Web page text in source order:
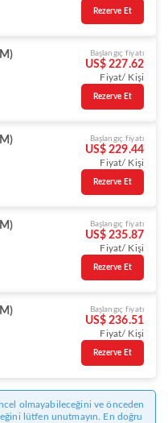
Rezerve Et
Başlangıç fiyatı
US$ 227.62
Fiyat/ Kişi
Rezerve Et
Başlangıç fiyatı
US$ 229.44
Fiyat/ Kişi
Rezerve Et
Başlangıç fiyatı
US$ 235.87
Fiyat/ Kişi
Rezerve Et
Başlangıç fiyatı
US$ 236.51
Fiyat/ Kişi
Rezerve Et
olmayabileceğini ve önceden
lütfen unutmayın. En doğru